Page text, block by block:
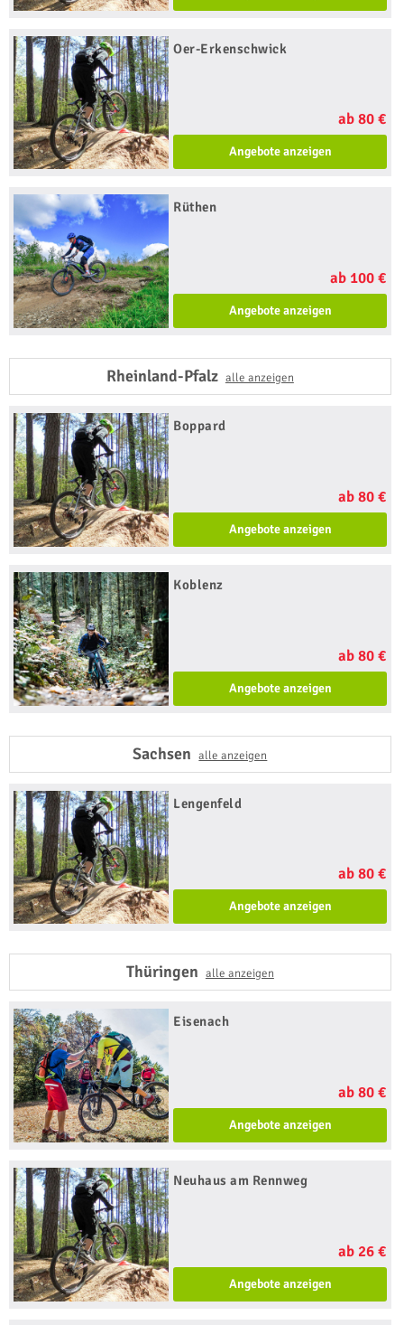
Oer-Erkenschwick
ab 80 €
Angebote anzeigen
Rüthen
ab 100 €
Angebote anzeigen
Rheinland-Pfalz alle anzeigen
Boppard
ab 80 €
Angebote anzeigen
Koblenz
ab 80 €
Angebote anzeigen
Sachsenalle anzeigen
Lengenfeld
ab 80 €
Angebote anzeigen
Thüringen alle anzeigen
Eisenach
ab 80 €
Angebote anzeigen
Neuhaus am Rennweg
ab 26 €
Angebote anzeigen